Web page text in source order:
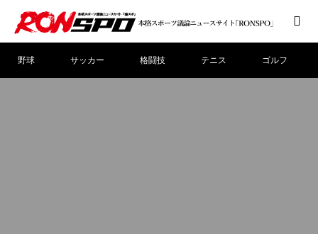
野球 サッカー 格闘技 テニス ゴルフ